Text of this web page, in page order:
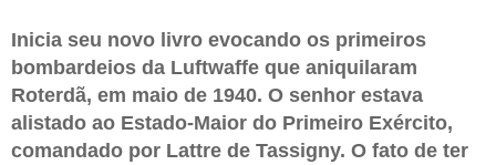
Inicia seu novo livro evocando os primeiros
bombardeios da Luftwaffe que aniquilaram
Roterdã, em maio de 1940. O senhor estava
alistado ao Estado-Maior do Primeiro Exército,
comandado por Lattre de Tassigny. O fato de ter